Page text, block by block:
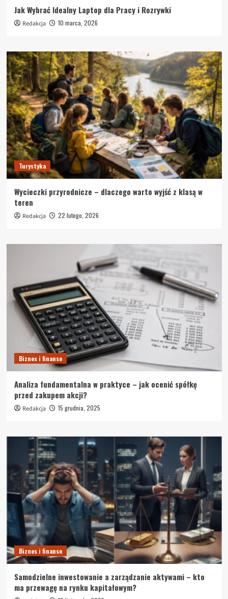
Jak Wybrać Idealny Laptop dla Pracy i Rozrywki
Redakcja 10 marca, 2026
Turystyka
Wycieczki przyrodnicze – dlaczego warto wyjść z klasą w
teren
Redakcja 22 lutego, 2026
Biznes i finanse
Analiza fundamentalna w praktyce – jak ocenić spółkę
przed zakupem akcji?
Redakcja 15 grudnia, 2025
Biznes i finanse
Samodzielne inwestowanie a zarządzanie aktywami – kto
ma przewagę na rynku kapitałowym?